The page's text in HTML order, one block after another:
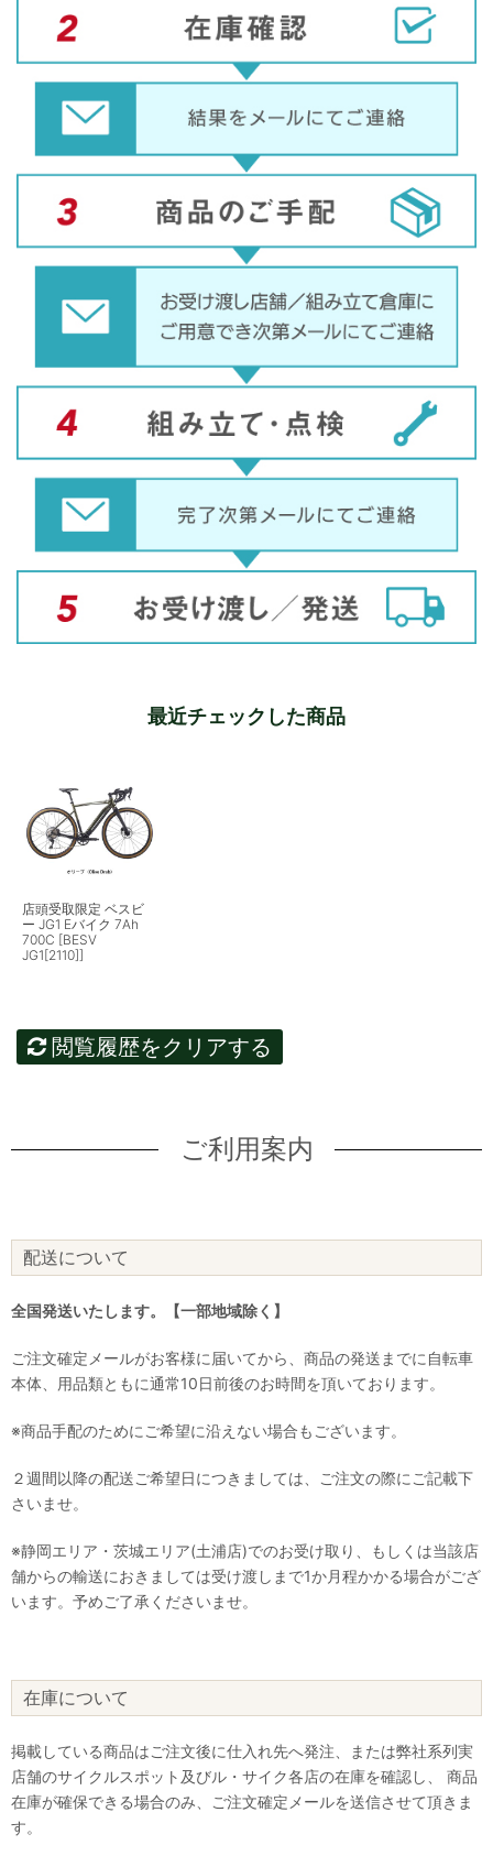
最近チェックした商品
店頭受取限定 ベスビ
ー JG1 Eバイク 7Ah
700C [BESV
JG1[2110]]
閲覧履歴をクリアする
ご利用案内
配送について
全国発送いたします。【一部地域除く】
ご注文確定メールがお客様に届いてから、商品の発送までに自転車
本体、用品類ともに通常10日前後のお時間を頂いております。
※商品手配のためにご希望に沿えない場合もございます。
２週間以降の配送ご希望日につきましては、ご注文の際にご記載下
さいませ。
※静岡エリア・茨城エリア(土浦店)でのお受け取り、もしくは当該店
舗からの輸送におきましては受け渡しまで1か月程かかる場合がござ
います。予めご了承くださいませ。
在庫について
掲載している商品はご注文後に仕入れ先へ発注、または弊社系列実
店舗のサイクルスポット及びル・サイク各店の在庫を確認し、 商品
在庫が確保できる場合のみ、ご注文確定メールを送信させて頂きま
す。